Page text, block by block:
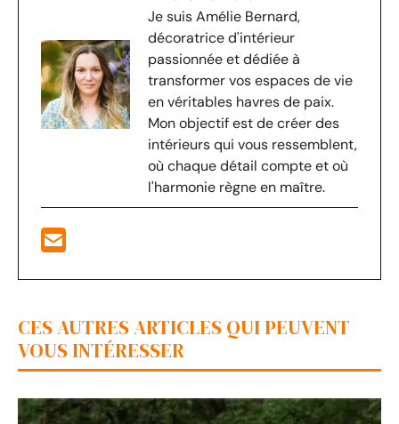
Je suis Amélie Bernard,
décoratrice d'intérieur
passionnée et dédiée à
transformer vos espaces de vie
en véritables havres de paix.
Mon objectif est de créer des
intérieurs qui vous ressemblent,
où chaque détail compte et où
l'harmonie règne en maître.
CES AUTRES ARTICLES QUI PEUVENT
VOUS INTÉRESSER